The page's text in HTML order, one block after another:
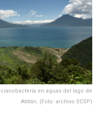
en aguas del lago de
Atitlán. (Foto: archivo SCSP)